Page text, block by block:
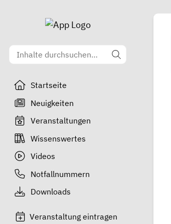
Startseite
Neuigkeiten
Veranstaltungen
Wissenswertes
Videos
Notfallnummern
Downloads
Veranstaltung eintragen